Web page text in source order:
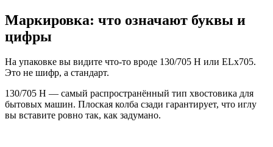
Маркировка: что означают буквы и
цифры
На упаковке вы видите что-то вроде 130/705 H или ELx705.
Это не шифр, а стандарт.
130/705 H — самый распространённый тип хвостовика для
бытовых машин. Плоская колба сзади гарантирует, что иглу
вы вставите ровно так, как задумано.